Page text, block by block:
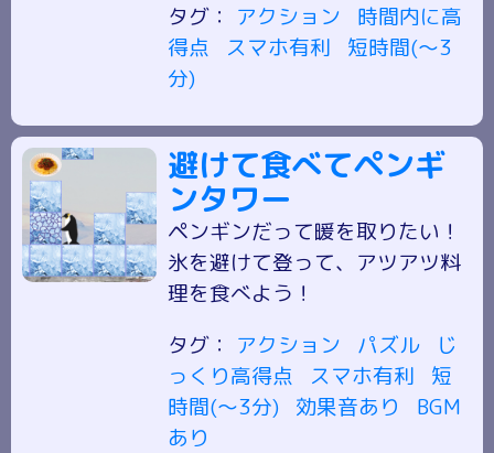
タグ：
アクション
時間内に高
得点
スマホ有利
短時間(～3
分)
避けて食べてペンギ
ンタワー
ペンギンだって暖を取りたい！
氷を避けて登って、アツアツ料
理を食べよう！
タグ：
アクション パズル
じ
っくり高得点
スマホ有利
短
時間(～3分)
効果音あり
BGM
あり